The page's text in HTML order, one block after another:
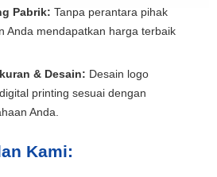
Pabrik: Tanpa perantara pihak
Anda mendapatkan harga terbaik
& Desain: Desain logo
printing sesuai dengan
Anda.
Kami: